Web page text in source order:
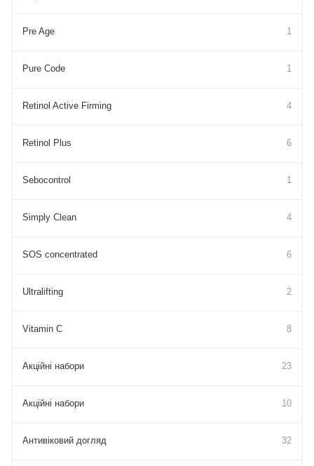
Pre Age 1
Pure Cоde 1
Retinol Active Firming 4
Retinol Plus 6
Sebocontrol 1
Simply Clean 4
SOS concentrated 6
Ultralifting 2
Vitamin C 8
Акційні набори 23
Акційні набори 10
Антивіковий догляд 32